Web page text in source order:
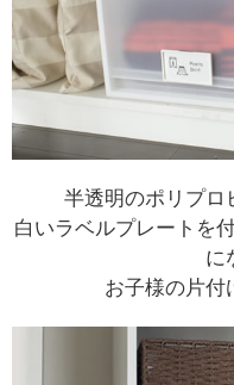
半透明のポリプロ
白いラベルプレートを
に
お子様の片付